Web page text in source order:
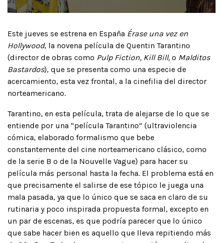
Este jueves se estrena en España Érase una vez en
Hollywood, la novena película de Quentin Tarantino
(director de obras como Pulp Fiction, Kill Bill, o Malditos
Bastardos), que se presenta como una especie de
acercamiento, esta vez frontal, a la cinefilia del director
norteamericano.
Tarantino, en esta película, trata de alejarse de lo que se
entiende por una “película Tarantino” (ultraviolencia
cómica, elaborado formalismo que bebe
constantemente del cine norteamericano clásico, como
de la serie B o de la Nouvelle Vague) para hacer su
película más personal hasta la fecha. El problema está en
que precisamente el salirse de ese tópico le juega una
mala pasada, ya que lo único que se saca en claro de su
rutinaria y poco inspirada propuesta formal, excepto en
un par de escenas, es que podría parecer que lo único
que sabe hacer bien es aquello que lleva repitiendo más